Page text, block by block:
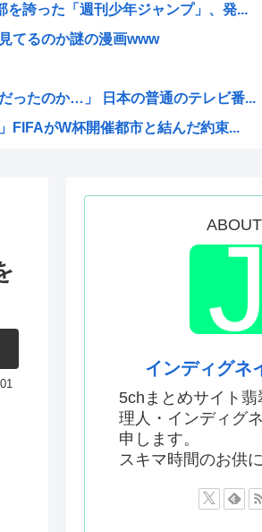
を誇った「週刊少年ジャンプ」、発...
てるのか謎の漫画www
ったのか…」 日本の普通のテレビ番...
FIFAがW杯開催都市と結んだ約束...
人ならどこでも発展させると語る世界...
歳の息子が帰らなかった——容疑...
たまついてきた八百屋で一目惚れした...
FIFAがW杯開催都市と結んだ約束...
ったのか…」 日本の普通のテレビ番...
ぞや
チローはあんなに敬遠四球が多かった...
ついてお前らが知ってることwww
漫画の作者なんでこんなに嫌われてる...
わせて財源確保よ」
結婚したいんやが?
ABOUT
インディグネ
5chまとめサイト翡
理人・インディグ
申します。
スキマ時間のお供